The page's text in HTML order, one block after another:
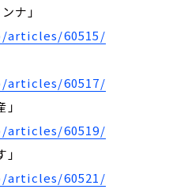
ナ」
articles/60515/
articles/60517/
articles/60519/
articles/60521/